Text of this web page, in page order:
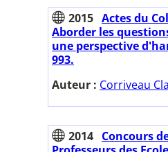
2015 Actes du
Aborder les
une perspective
993.
Auteur : Corriveau
2014 Concours